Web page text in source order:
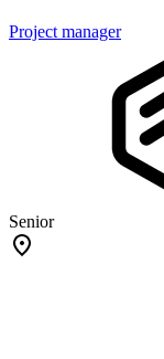
Project manager
Senior